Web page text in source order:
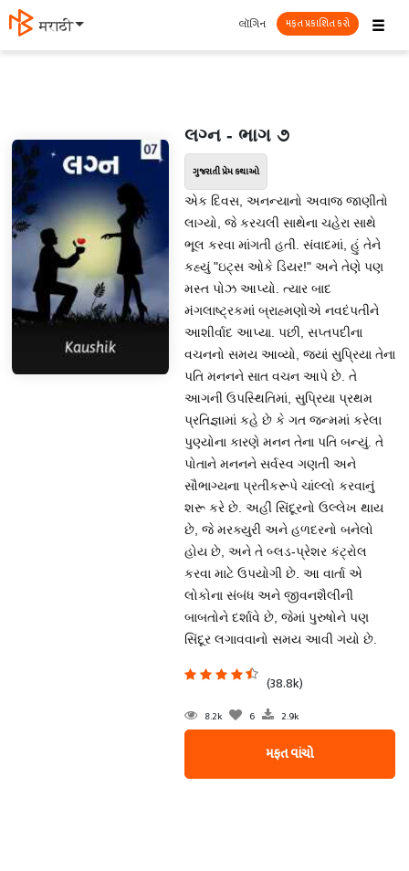
मराठी ☰
લૉગિન મફત પ્રકાશિત કરો
લગ્ન - ભાગ ૭
ગુજરાતી પ્રેમ કથાઓ
એક દિવસ, અનન્યાનો અવાજ જાણીતો
લાગ્યો, જે કરચલી સાથેના ચહેરા સાથે
ભૂલ કરવા માંગતી હતી. સંવાદમાં, હું તેને
કહ્યું "ઇટ્સ ઓકે ડિયર!" અને તેણે પણ
મસ્ત પોઝ આપ્યો. ત્યાર બાદ
મંગલાષ્ટ્રકમાં બ્રાહ્મણોએ નવદંપતીને
આશીર્વાદ આપ્યા. પછી, સપ્તપદીના
વચનનો સમય આવ્યો, જ્યાં સુપ્રિયા તેના
પતિ મનનને સાત વચન આપે છે. તે
આગની ઉપસ્થિતિમાં, સુપ્રિયા પ્રથમ
પ્રતિજ્ઞામાં કહે છે કે ગત જન્મમાં કરેલા
પુણ્યોના કારણે મનન તેના પતિ બન્યું. તે
પોતાને મનનને સર્વસ્વ ગણતી અને
સૌભાગ્યના પ્રતીકરૂપે ચાંલ્લો કરવાનું
શરૂ કરે છે. અહીં સિંદૂરનો ઉલ્લેખ થાય
છે, જે મરક્યુરી અને હળદરનો બનેલો
હોય છે, અને તે બ્લડ-પ્રેશર કંટ્રોલ
કરવા માટે ઉપયોગી છે. આ વાર્તા એ
લોકોના સંબંધ અને જીવનશૈલીની
બાબતોને દર્શાવે છે, જેમાં પુરુષોને પણ
સિંદૂર લગાવવાનો સમય આવી ગયો છે.
(38.8k)
8.2k 6 2.9k
મફત વાંચો